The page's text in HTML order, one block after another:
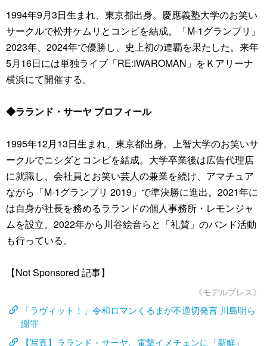
1994年9月3日生まれ、東京都出身。慶應義塾大学のお笑い
サークルで松井ケムリとコンビを結成。「M-1グランプリ」
2023年、2024年で優勝し、史上初の連覇を果たした。来年
5月16日には単独ライブ「RE:IWAROMAN」をＫアリーナ
横浜にて開催する。
◆ラランド・サーヤ プロフィール
1995年12月13日生まれ、東京都出身。上智大学のお笑いサ
ークルでニシダとコンビを結成。大学卒業後は広告代理店
に就職し、会社員とお笑い芸人の兼業を続け、アマチュア
ながら「M-1グランプリ 2019」で準決勝に進出。2021年に
は自身が社長を務めるラランドの個人事務所・レモンジャ
ムを設立。2022年から川谷絵音らと「礼賛」のバンド活動
も行っている。
【Not Sponsored 記事】
《モデルプレス》
「ラヴィット！」令和ロマンくるまが不適切発言 川島明ら
謝罪
【写真】ラランド・サーヤ、電撃イメチェンに「新鮮」